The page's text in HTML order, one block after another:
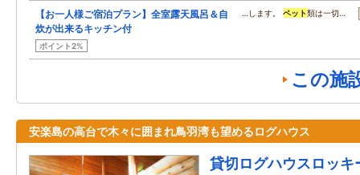
【お一人様ご宿泊プラン】全室露天風呂＆自
炊が出来るキッチン付
ポイント2%
…します。ペット類は一切…
この施
安楽島の高台で木々に囲まれ鳥羽湾も望めるログハウス
貸切ログハウスロッキ